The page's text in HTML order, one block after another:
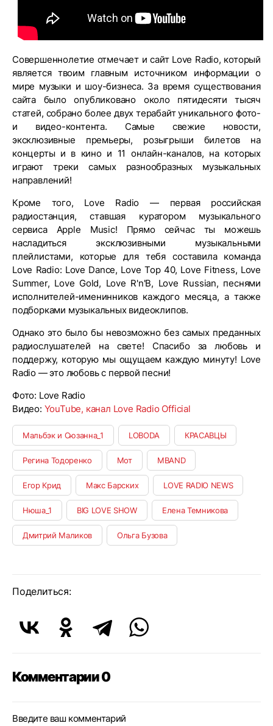
Совершеннолетие отмечает и сайт Love Radio, который
является твоим главным источником информации о
мире музыки и шоу-бизнеса. За время существования
сайта было опубликовано около пятидесяти тысяч
статей, собрано более двух терабайт уникального фото-
и видео-контента. Самые свежие новости,
эксклюзивные премьеры, розыгрыши билетов на
концерты и в кино и 11 онлайн-каналов, на которых
играют треки самых разнообразных музыкальных
направлений!
Кроме того, Love Radio — первая российская
радиостанция, ставшая куратором музыкального
сервиса Apple Music! Прямо сейчас ты можешь
насладиться эксклюзивными музыкальными
плейлистами, которые для тебя составила команда
Love Radio: Love Dance, Love Top 40, Love Fitness, Love
Summer, Love Gold, Love R'n'B, Love Russian, песнями
исполнителей-именинников каждого месяца, а также
подборками музыкальных видеоклипов.
Однако это было бы невозможно без самых преданных
радиослушателей на свете! Спасибо за любовь и
поддержу, которую мы ощущаем каждую минуту! Love
Radio — это любовь с первой песни!
Фото: Love Radio
Видео: YouTube, канал Love Radio Official
Мальбэк и Сюзанна_1 LOBODA КРАСАВЦЫ
Регина Тодоренко Мот MBAND
Егор Крид Макс Барских LOVE RADIO NEWS
Нюша_1 BIG LOVE SHOW Елена Темникова
Дмитрий Маликов Ольга Бузова
Поделиться:
Комментарии 0
Введите ваш комментарий